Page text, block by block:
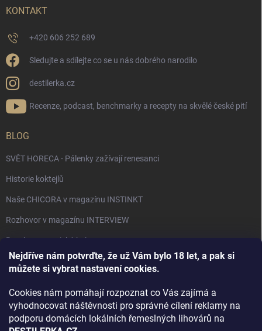
Nejdříve nám potvrďte, že už Vám bylo 18 let, a pak si
můžete si vybrat nastavení cookies.
Cookies nám pomáhají rozpoznat co Vás zajímá a
vyhodnocovat náštěvnosti pro správné cílení reklamy na
podporu domácích lokálních řemeslných lihovárů na
KONTAKT
+420 606 252 689
Sledujte a sdílejte co se u nás dobrého narodilo
destilerka.cz
Recenze, podcast, benchmarky a recepty na skvělé české pití
BLOG
SVĚT HORECA - Pálenky zažívají renesanci
Historie koktejlů
Naše CHICORA v magazínu INSTINKT
Rozhovor v magazínu INTERVIEW
Bourbon, americká krása.
Napsali v TÝDNU o naší práci
Rozhovor s DESTILERKA.CZ v magazínu DRINKING-CAT
Jak vybrat dárek na Vánoce